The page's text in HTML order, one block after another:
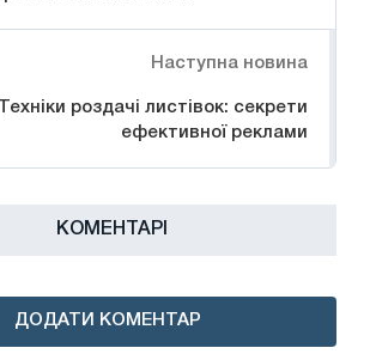
Наступна новина
Техніки роздачі листівок: секрети
ефективної реклами
КОМЕНТАРІ
ДОДАТИ КОМЕНТАР